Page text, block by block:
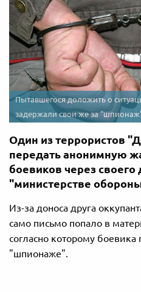
Пытавшегося доложить о
задержали свои же за
Один из террористов
передать анонимную
боевиков через
"министерстве
Из-за доноса друга
само письмо попало в
согласно которому боевика
"шпионаже".